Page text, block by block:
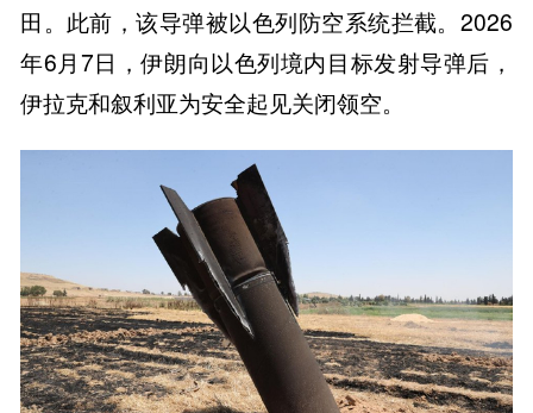
田。此前，该导弹被以色列防空系统拦截。2026
年6月7日，伊朗向以色列境内目标发射导弹后，
伊拉克和叙利亚为安全起见关闭领空。